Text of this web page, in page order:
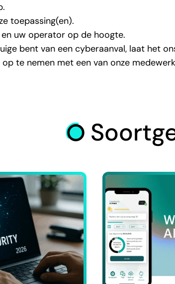
toepassing(en).
uw operator op de hoogte.
bent van een cyberaanval, laat het
te nemen met een van onze